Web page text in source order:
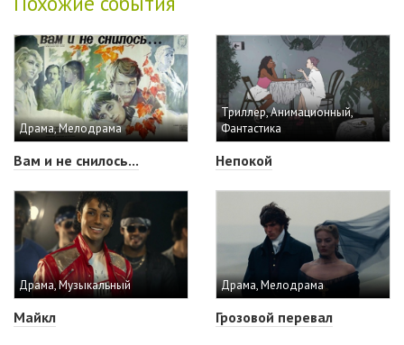
Драма, Мелодрама
Вам и не снилось...
Триллер, Анимационный,
Фантастика
Непокой
Драма, Музыкальный
Майкл
Драма, Мелодрама
Грозовой перевал